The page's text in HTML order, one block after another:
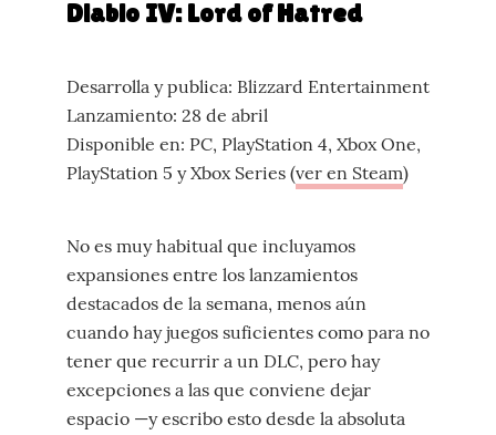
Diablo IV: Lord of Hatred
Desarrolla y publica: Blizzard Entertainment
Lanzamiento: 28 de abril
Disponible en: PC, PlayStation 4, Xbox One,
PlayStation 5 y Xbox Series (ver en Steam)
No es muy habitual que incluyamos
expansiones entre los lanzamientos
destacados de la semana, menos aún
cuando hay juegos suficientes como para no
tener que recurrir a un DLC, pero hay
excepciones a las que conviene dejar
espacio —y escribo esto desde la absoluta